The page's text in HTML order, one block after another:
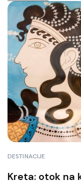
DESTINACIJE
Kreta: otok na